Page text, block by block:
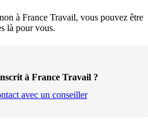
à France Travail, vous pouvez être
là pour vous.
à France Travail ?
avec un conseiller